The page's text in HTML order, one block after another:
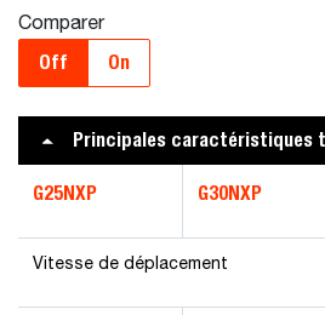
Comparer
Off On
Principales caractéristiques
G25NXP G30NXP
Vitesse de déplacement